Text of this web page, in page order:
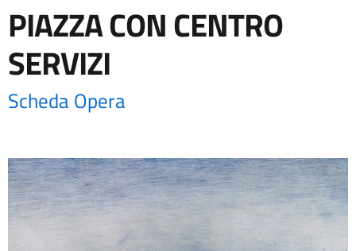
PIAZZA CON CENTRO
SERVIZI
Scheda Opera